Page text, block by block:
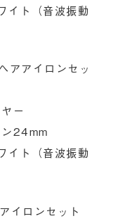
イト（音波振動
アイロンセッ
ー
ン24mm
イト（音波振動
イロンセット